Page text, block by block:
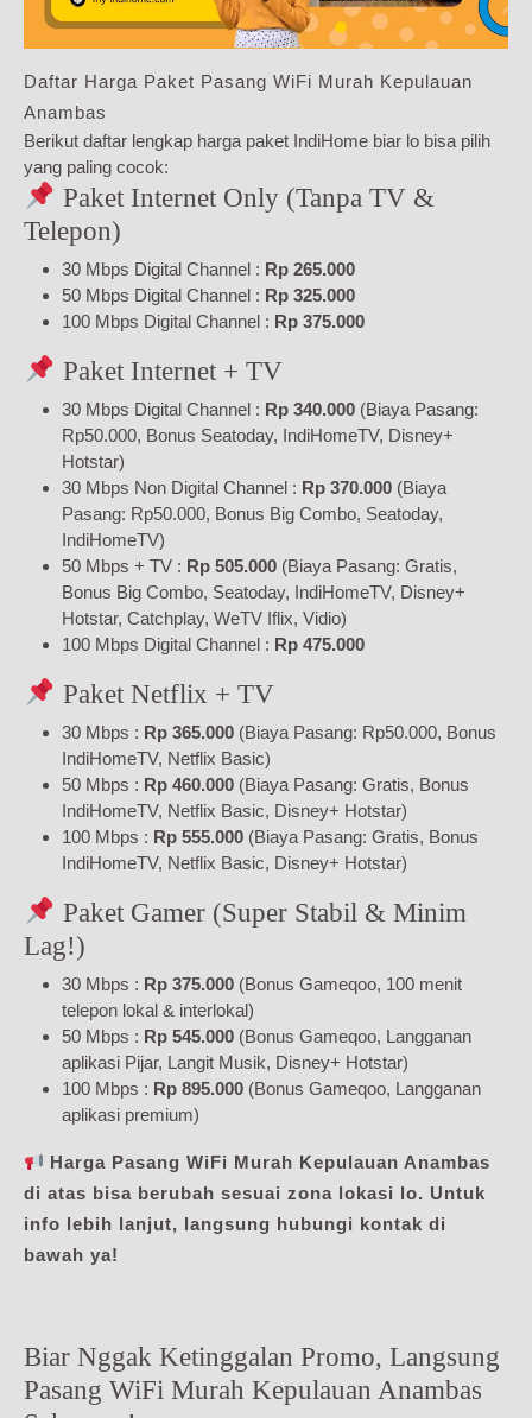
Daftar Harga Paket Pasang WiFi Murah Kepulauan
Anambas
Berikut daftar lengkap harga paket IndiHome biar lo bisa pilih
yang paling cocok:
Paket Internet Only (Tanpa TV &
Telepon)
30 Mbps Digital Channel : Rp 265.000
50 Mbps Digital Channel : Rp 325.000
100 Mbps Digital Channel : Rp 375.000
Paket Internet + TV
30 Mbps Digital Channel : Rp 340.000 (Biaya Pasang:
Rp50.000, Bonus Seatoday, IndiHomeTV, Disney+
Hotstar)
30 Mbps Non Digital Channel : Rp 370.000 (Biaya
Pasang: Rp50.000, Bonus Big Combo, Seatoday,
IndiHomeTV)
50 Mbps + TV : Rp 505.000 (Biaya Pasang: Gratis,
Bonus Big Combo, Seatoday, IndiHomeTV, Disney+
Hotstar, Catchplay, WeTV Iflix, Vidio)
100 Mbps Digital Channel : Rp 475.000
Paket Netflix + TV
30 Mbps : Rp 365.000 (Biaya Pasang: Rp50.000, Bonus
IndiHomeTV, Netflix Basic)
50 Mbps : Rp 460.000 (Biaya Pasang: Gratis, Bonus
IndiHomeTV, Netflix Basic, Disney+ Hotstar)
100 Mbps : Rp 555.000 (Biaya Pasang: Gratis, Bonus
IndiHomeTV, Netflix Basic, Disney+ Hotstar)
Paket Gamer (Super Stabil & Minim
Lag!)
30 Mbps : Rp 375.000 (Bonus Gameqoo, 100 menit
telepon lokal & interlokal)
50 Mbps : Rp 545.000 (Bonus Gameqoo, Langganan
aplikasi Pijar, Langit Musik, Disney+ Hotstar)
100 Mbps : Rp 895.000 (Bonus Gameqoo, Langganan
aplikasi premium)
Harga Pasang WiFi Murah Kepulauan Anambas
di atas bisa berubah sesuai zona lokasi lo. Untuk
info lebih lanjut, langsung hubungi kontak di
bawah ya!
Biar Nggak Ketinggalan Promo, Langsung
Pasang WiFi Murah Kepulauan Anambas